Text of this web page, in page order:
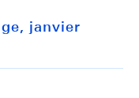
janvier